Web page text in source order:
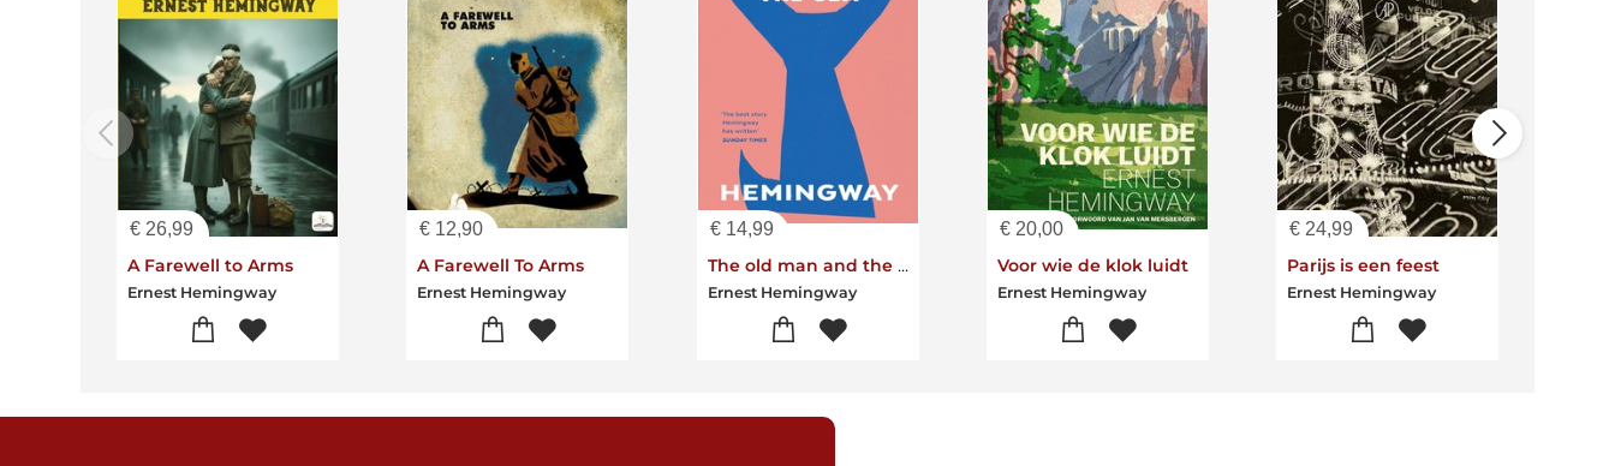
€ 26,99
A Farewell to Arms
Ernest Hemingway
€ 12,90
A Farewell To Arms
Ernest Hemingway
€14,99
The old man and the sea
Ernest Hemingway
€20,00
Voor wie de klok luidt
Ernest Hemingway
€ 24,99
Parijs is een feest
Ernest Hemingway